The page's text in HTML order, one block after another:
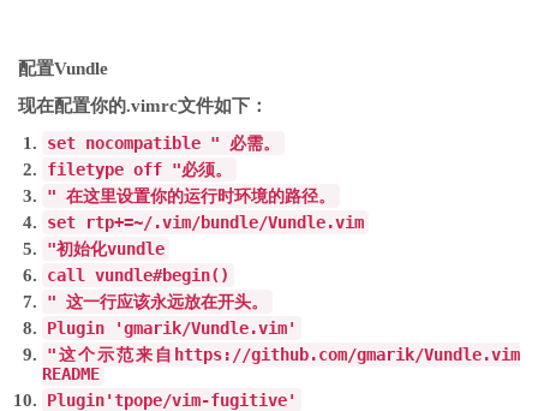
配置Vundle
现在配置你的.vimrc文件如下：
set nocompatible " 必需。
filetype off "必须。
" 在这里设置你的运行时环境的路径。
set rtp+=~/.vim/bundle/Vundle.vim
"初始化vundle
call vundle#begin()
" 这一行应该永远放在开头。
Plugin 'gmarik/Vundle.vim'
"这个示范来自 https: //github.com/gmarik/Vundle.vim
README
Plugin'tpope/vim-fugitive'